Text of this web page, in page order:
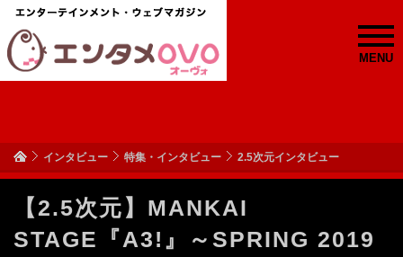
MENU
インタビュー 特集・インタビュー 2.5次元インタビュー
【2.5次元】MANKAI
STAGE『A3!』～SPRING 2019